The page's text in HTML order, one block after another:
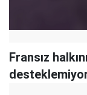
Fransız